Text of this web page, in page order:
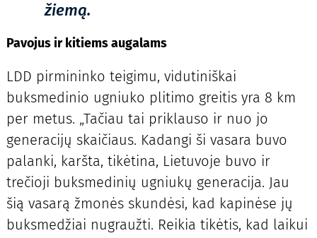
žiemą.
Pavojus ir kitiems augalams
LDD pirmininko teigimu, vidutiniškai
buksmedinio ugniuko plitimo greitis yra 8 km
per metus. „Tačiau tai priklauso ir nuo jo
generacijų skaičiaus. Kadangi ši vasara buvo
palanki, karšta, tikėtina, Lietuvoje buvo ir
trečioji buksmedinių ugniukų generacija. Jau
šią vasarą žmonės skundėsi, kad kapinėse jų
buksmedžiai nugraužti. Reikia tikėtis, kad laikui